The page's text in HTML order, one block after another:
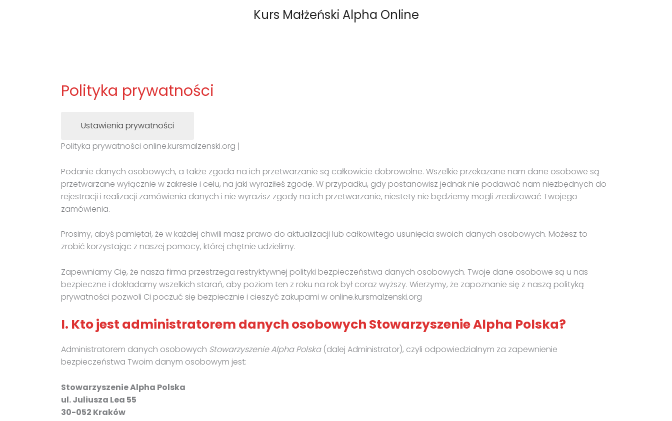
Kurs Małżeński Alpha Online
Polityka prywatności
Ustawienia prywatności
Polityka prywatności online.kursmalzenski.org |
Podanie danych osobowych, a także zgoda na ich przetwarzanie są całkowicie dobrowolne. Wszelkie przekazane nam dane osobowe są
przetwarzane wyłącznie w zakresie i celu, na jaki wyraziłeś zgodę. W przypadku, gdy postanowisz jednak nie podawać nam niezbędnych do
rejestracji i realizacji zamówienia danych i nie wyrazisz zgody na ich przetwarzanie, niestety nie będziemy mogli zrealizować Twojego
zamówienia.
Prosimy, abyś pamiętał, że w każdej chwili masz prawo do aktualizacji lub całkowitego usunięcia swoich danych osobowych. Możesz to
zrobić korzystając z naszej pomocy, której chętnie udzielimy.
Zapewniamy Cię, że nasza firma przestrzega restryktywnej polityki bezpieczeństwa danych osobowych. Twoje dane osobowe są u nas
bezpieczne i dokładamy wszelkich starań, aby poziom ten z roku na rok był coraz wyższy. Wierzymy, że zapoznanie się z naszą polityką
prywatności pozwoli Ci poczuć się bezpiecznie i cieszyć zakupami w online.kursmalzenski.org
I. Kto jest administratorem danych osobowych Stowarzyszenie Alpha Polska?
Administratorem danych osobowych Stowarzyszenie Alpha Polska (dalej Administrator), czyli odpowiedzialnym za zapewnienie
bezpieczeństwa Twoim danym osobowym jest:
Stowarzyszenie Alpha Polska
ul. Juliusza Lea 55
30-052 Kraków